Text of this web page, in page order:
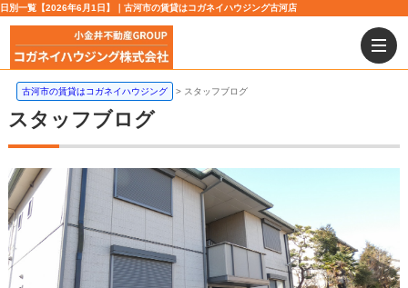
日別一覧【2026年6月1日】｜古河市の賃貸はコガネイハウジング古河店
古河市の賃貸はコガネイハウジング スタッフブログ
スタッフブログ